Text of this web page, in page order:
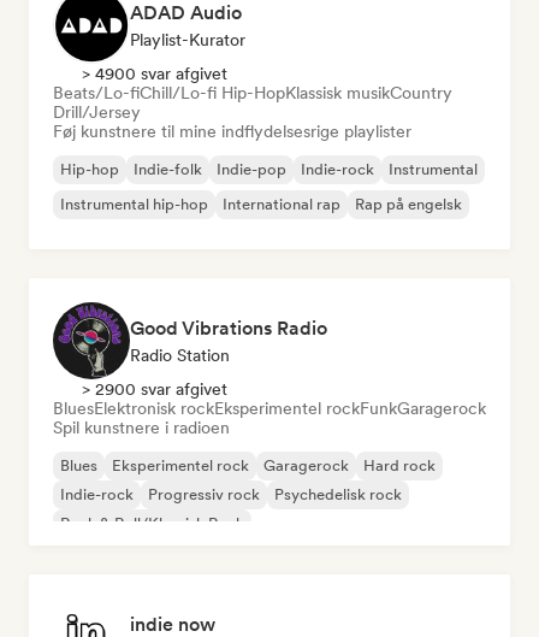
ADAD Audio
Playlist-Kurator
> 4900 svar afgivet
Beats/Lo-fiChill/Lo-fi Hip-HopKlassisk musikCountry
Drill/Jersey
Føj kunstnere til mine indflydelsesrige playlister
Hip-hop Indie-folk Indie-pop Indie-rock
Instrumental
Instrumental hip-hop
International rap Rap på engelsk
Good Vibrations Radio
Radio Station
> 2900 svar afgivet
BluesElektronisk rockEksperimentel rockFunkGaragerock
Spil kunstnere i radioen
Blues Eksperimentel rock Garagerock
Hard rock
Indie-rock
Progressiv rock
Psychedelisk rock
Rock & Roll/Klassisk Rock
indie now